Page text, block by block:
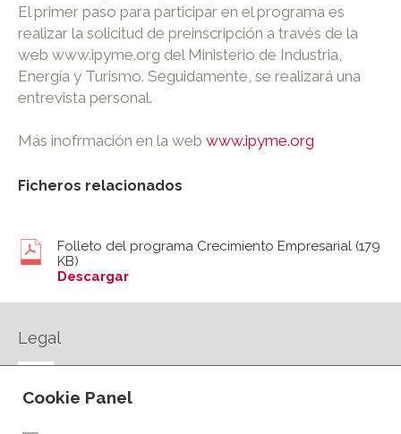
El primer paso para participar en el programa es
realizar la solicitud de preinscripción a través de la
web www.ipyme.org del Ministerio de Industria,
Energía y Turismo. Seguidamente, se realizará una
entrevista personal.
Más inofrmación en la web www.ipyme.org
Ficheros relacionados
Folleto del programa Crecimiento Empresarial (179
KB)
Descargar
Legal
AVISO LEGAL
Cookie Panel